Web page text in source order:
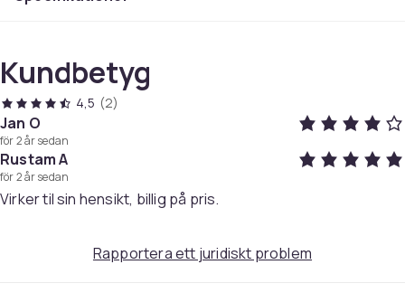
(Hane) i båda ändar och är rund, vilket ger en flexibel
och hållbar design. Den är utrustad med guldpläterade
kontaktstickor som minskar risken för korrosion och
samtidigt förbättrar signalöverföringen. Version 1.2 av
DisplayPort gör det möjligt att stödja olika funktioner
som DPCP och HDCP, vilket är viktigt för säkra och
snabba överföringar av digitalt innehåll. Med en
grafiska detaljer utan förlust av kvalitet.
Kundbetyg
4,5 (2)
Jan O
för 2 år sedan
Rustam A
för 2 år sedan
Virker til sin hensikt, billig på pris.
Rapportera ett juridiskt problem